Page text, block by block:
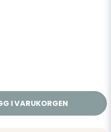
I VARUKORGEN